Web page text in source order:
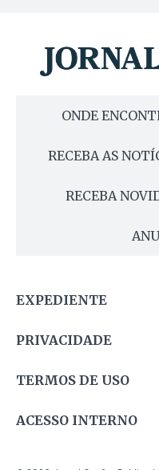
ONDE
RECEBA AS
RECEBA
EXPEDIENTE
PRIVACIDADE
TERMOS DE USO
ACESSO INTERNO